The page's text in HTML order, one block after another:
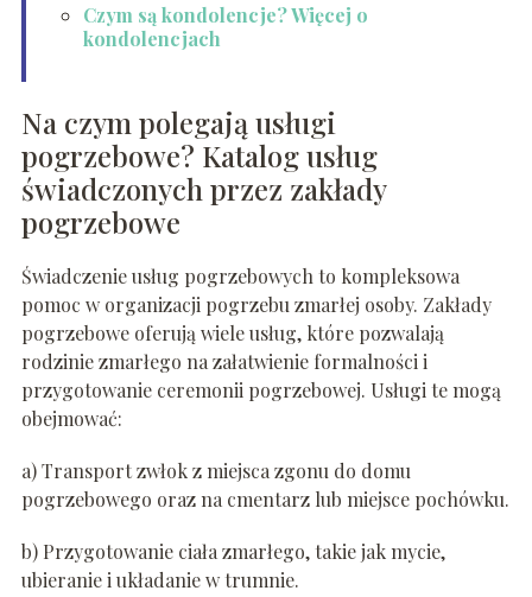
Czym są kondolencje? Więcej o
kondolencjach
Na czym polegają usługi
pogrzebowe? Katalog usług
świadczonych przez zakłady
pogrzebowe
Świadczenie usług pogrzebowych to kompleksowa
pomoc w organizacji pogrzebu zmarłej osoby. Zakłady
pogrzebowe oferują wiele usług, które pozwalają
rodzinie zmarłego na załatwienie formalności i
przygotowanie ceremonii pogrzebowej. Usługi te mogą
obejmować:
a) Transport zwłok z miejsca zgonu do domu
pogrzebowego oraz na cmentarz lub miejsce pochówku.
b) Przygotowanie ciała zmarłego, takie jak mycie,
ubieranie i układanie w trumnie.